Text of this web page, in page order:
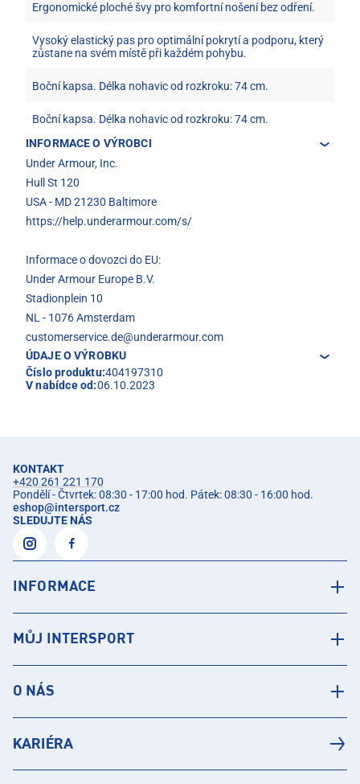
Ergonomické ploché švy pro komfortní nošení bez odření.
Vysoký elastický pas pro optimální pokrytí a podporu, který
zůstane na svém místě při každém pohybu.
Boční kapsa. Délka nohavic od rozkroku: 74 cm.
Boční kapsa. Délka nohavic od rozkroku: 74 cm.
INFORMACE O VÝROBCI
Under Armour, Inc.
Hull St 120
USA - MD 21230 Baltimore
https://help.underarmour.com/s/
Informace o dovozci do EU:
Under Armour Europe B.V.
Stadionplein 10
NL - 1076 Amsterdam
customerservice.de@underarmour.com
ÚDAJE O VÝROBKU
Číslo produktu:404197310
V nabídce od:06.10.2023
KONTAKT
+420 261 221 170
Pondělí - Čtvrtek: 08:30 - 17:00 hod. Pátek: 08:30 - 16:00 hod.
eshop@intersport.cz
SLEDUJTE NÁS
INFORMACE
MŮJ INTERSPORT
O NÁS
KARIÉRA